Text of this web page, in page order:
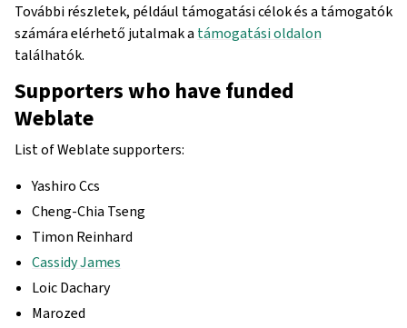
További részletek, például támogatási célok és a támogatók
számára elérhető jutalmak a támogatási oldalon
találhatók.
Supporters who have funded
Weblate
List of Weblate supporters:
Yashiro Ccs
Cheng-Chia Tseng
Timon Reinhard
Cassidy James
Loic Dachary
Marozed